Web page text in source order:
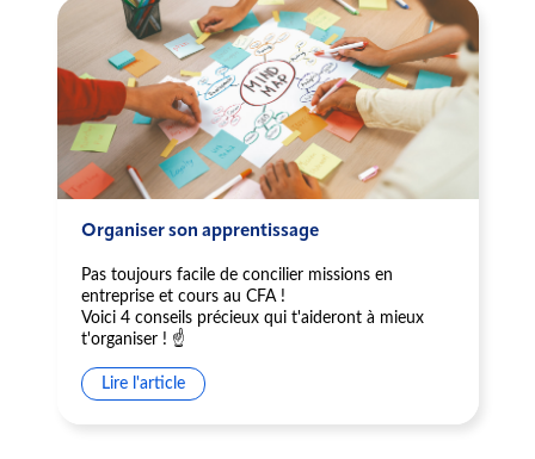
Organiser son apprentissage
Pas toujours facile de concilier missions en
entreprise et cours au CFA !
Voici 4 conseils précieux qui t'aideront à mieux
t'organiser ! ☝️
Lire l'article